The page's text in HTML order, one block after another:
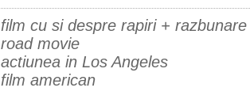
film cu si despre rapiri + razbunare
road movie
actiunea in Los Angeles
film american